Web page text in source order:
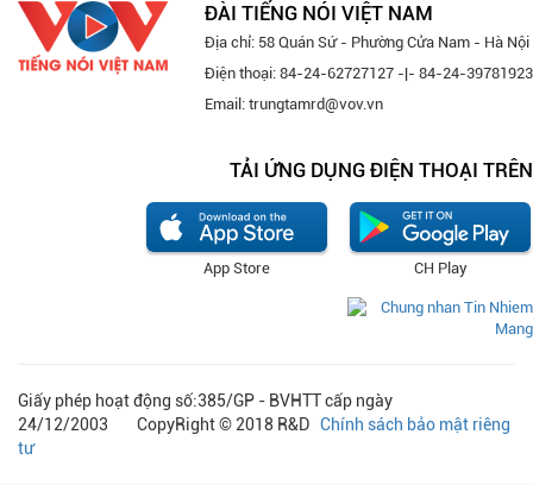
ĐÀI TIẾNG NÓI VIỆT NAM
Địa chỉ: 58 Quán Sứ - Phường Cửa Nam - Hà Nội
Điện thoại: 84-24-62727127 -|- 84-24-39781923
Email: trungtamrd@vov.vn
TẢI ỨNG DỤNG ĐIỆN THOẠI TRÊN
CH Play
App Store
Giấy phép hoạt động số:385/GP - BVHTT cấp ngày
24/12/2003 CopyRight © 2018 R&D Chính sách bảo mật riêng
tư